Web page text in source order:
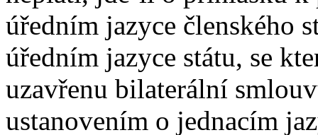
úředním jazyce členského
úředním jazyce státu, se
uzavřenu bilaterální
ustanovením o jednacím